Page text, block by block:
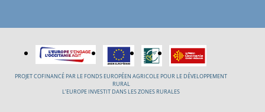
PROJET COFINANCÉ PAR LE FONDS EUROPÉEN AGRICOLE POUR LE DÉVELOPPEMENT
RURAL
L’EUROPE INVESTIT DANS LES ZONES RURALES